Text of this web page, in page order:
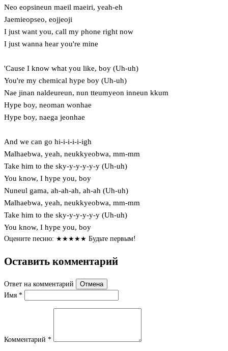
Neo eopsineun maeil maeiri, yeah-eh
Jaemieopseo, eojjeoji
I just want you, call my phone right now
I just wanna hear you're mine
'Cause I know what you like, boy (Uh-uh)
You're my chemical hype boy (Uh-uh)
Nae jinan naldeureun, nun tteumyeon inneun kkum
Hype boy, neoman wonhae
Hype boy, naega jeonhae
And we can go hi-i-i-i-i-igh
Malhaebwa, yeah, neukkyeobwa, mm-mm
Take him to the sky-y-y-y-y-y (Uh-uh)
You know, I hype you, boy
Nuneul gama, ah-ah-ah, ah-ah (Uh-uh)
Malhaebwa, yeah, neukkyeobwa, mm-mm
Take him to the sky-y-y-y-y-y (Uh-uh)
You know, I hype you, boy
Оцените песню: ★★★★★ Будьте первым!
Оставить комментарий
Ответ на комментарий
Отмена
Имя *
Комментарий *